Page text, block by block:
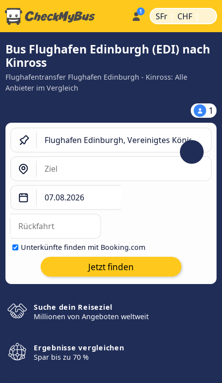
SFr | CHF |
Bus Flughafen Edinburgh (EDI) nach
Kinross
Flughafentransfer Flughafen Edinburgh - Kinross: Alle
Anbieter im Vergleich
1
Unterkünfte finden mit Booking.com
Jetzt finden
Suche dein Reiseziel
Millionen von Angeboten weltweit
Ergebnisse vergleichen
Spar bis zu 70 %